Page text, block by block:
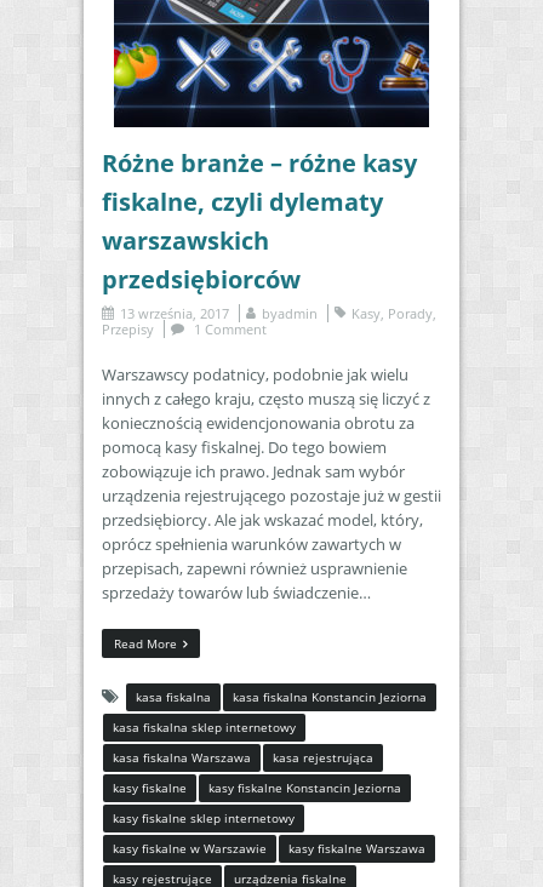
Różne branże – różne kasy
fiskalne, czyli dylematy
warszawskich
przedsiębiorców
13 września, 2017 byadmin Kasy, Porady,
Przepisy
1 Comment
Warszawscy podatnicy, podobnie jak wielu
innych z całego kraju, często muszą się liczyć z
koniecznością ewidencjonowania obrotu za
pomocą kasy fiskalnej. Do tego bowiem
zobowiązuje ich prawo. Jednak sam wybór
urządzenia rejestrującego pozostaje już w gestii
przedsiębiorcy. Ale jak wskazać model, który,
oprócz spełnienia warunków zawartych w
przepisach, zapewni również usprawnienie
sprzedaży towarów lub świadczenie…
Read More
kasa fiskalna
kasa fiskalna Konstancin Jeziorna
kasa fiskalna sklep internetowy
kasa fiskalna Warszawa
kasa rejestrująca
kasy fiskalne
kasy fiskalne Konstancin Jeziorna
kasy fiskalne sklep internetowy
kasy fiskalne w Warszawie
kasy fiskalne Warszawa
kasy rejestrujące
urządzenia fiskalne